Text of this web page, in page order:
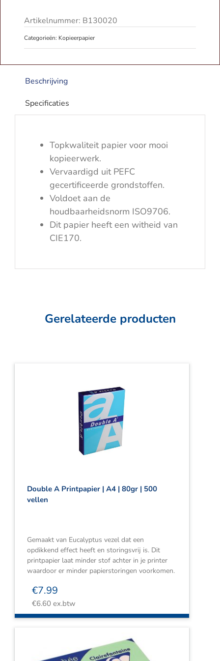
Gram
500vel
aantal
Artikelnummer: B130020
Categorieën: Kopieerpapier
Beschrijving
Specificaties
Topkwaliteit papier voor mooi
kopieerwerk.
Vervaardigd uit PEFC
gecertificeerde grondstoffen.
Voldoet aan de
houdbaarheidsnorm ISO9706.
Dit papier heeft een witheid van
CIE170.
Gerelateerde producten
Double A Printpapier | A4 | 80gr | 500
vellen
Gemaakt van Eucalyptus vezel dat een
opdikkend effect heeft en storingsvrij is. Dit
printpapier laat minder stof achter in je printer
waardoor er minder papierstoringen voorkomen.
€7.99
€6.60ex.btw